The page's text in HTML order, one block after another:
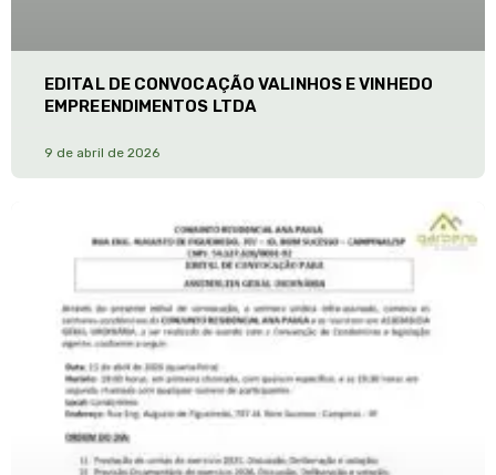
EDITAL DE CONVOCAÇÃO VALINHOS E VINHEDO
EMPREENDIMENTOS LTDA
9 de abril de 2026